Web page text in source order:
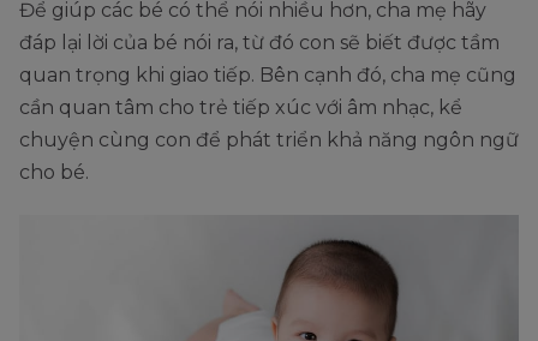
Để giúp các bé có thể nói nhiều hơn, cha mẹ hãy
đáp lại lời của bé nói ra, từ đó con sẽ biết được tầm
quan trọng khi giao tiếp. Bên cạnh đó, cha mẹ cũng
cần quan tâm cho trẻ tiếp xúc với âm nhạc, kể
chuyện cùng con để phát triển khả năng ngôn ngữ
cho bé.